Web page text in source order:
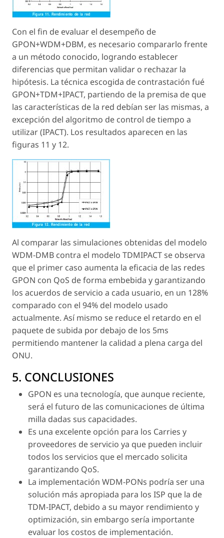
Con el fin de evaluar el desempeño de
GPON+WDM+DBM, es necesario compararlo frente
a un método conocido, logrando establecer
diferencias que permitan validar o rechazar la
hipótesis. La técnica escogida de contrastación fué
GPON+TDM+IPACT, partiendo de la premisa de que
las características de la red debían ser las mismas, a
excepción del algoritmo de control de tiempo a
utilizar (IPACT). Los resultados aparecen en las
figuras 11 y 12.
Al comparar las simulaciones obtenidas del modelo
WDM-DMB contra el modelo TDMIPACT se observa
que el primer caso aumenta la eficacia de las redes
GPON con QoS de forma embebida y garantizando
los acuerdos de servicio a cada usuario, en un 128%
comparado con el 94% del modelo usado
actualmente. Así mismo se reduce el retardo en el
paquete de subida por debajo de los 5ms
permitiendo mantener la calidad a plena carga del
ONU.
5. CONCLUSIONES
GPON es una tecnología, que aunque reciente,
será el futuro de las comunicaciones de última
milla dadas sus capacidades.
Es una excelente opción para los Carries y
proveedores de servicio ya que pueden incluir
todos los servicios que el mercado solicita
garantizando QoS.
La implementación WDM-PONs podría ser una
solución más apropiada para los ISP que la de
TDM-IPACT, debido a su mayor rendimiento y
optimización, sin embargo sería importante
evaluar los costos de implementación.